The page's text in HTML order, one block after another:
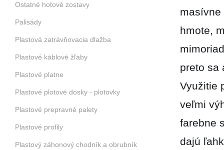
masívne
hmote,
preto sa
Využitie
veľmi
farebne
dajú
Ostatné hotové zostavy
Palisády
Plastová zatrávňovacia dlažba
Plastové káblové žľaby
Plastové platne
Plastové plotové dosky - plotovky
Plastové prepravné palety
Plastové profily
Plastový záhonový chodník a obrubník